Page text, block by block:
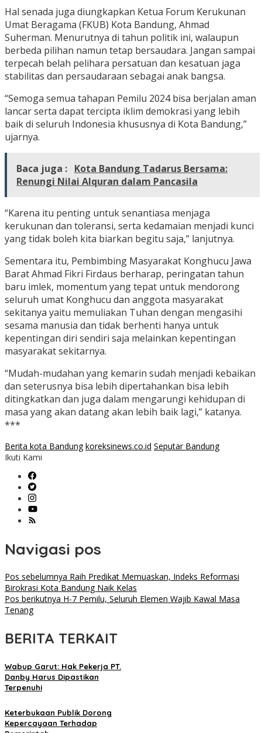
Hal senada juga diungkapkan Ketua Forum Kerukunan
Umat Beragama (FKUB) Kota Bandung, Ahmad
Suherman. Menurutnya di tahun politik ini, walaupun
berbeda pilihan namun tetap bersaudara. Jangan sampai
terpecah belah pelihara persatuan dan kesatuan jaga
stabilitas dan persaudaraan sebagai anak bangsa.
“Semoga semua tahapan Pemilu 2024 bisa berjalan aman
lancar serta dapat tercipta iklim demokrasi yang lebih
baik di seluruh Indonesia khususnya di Kota Bandung,”
ujarnya.
Baca juga : Kota Bandung Tadarus Bersama:
Renungi Nilai Alquran dalam Pancasila
“Karena itu penting untuk senantiasa menjaga
kerukunan dan toleransi, serta kedamaian menjadi kunci
yang tidak boleh kita biarkan begitu saja,” lanjutnya.
Sementara itu, Pembimbing Masyarakat Konghucu Jawa
Barat Ahmad Fikri Firdaus berharap, peringatan tahun
baru imlek, momentum yang tepat untuk mendorong
seluruh umat Konghucu dan anggota masyarakat
sekitanya yaitu memuliakan Tuhan dengan mengasihi
sesama manusia dan tidak berhenti hanya untuk
kepentingan diri sendiri saja melainkan kepentingan
masyarakat sekitarnya.
“Mudah-mudahan yang kemarin sudah menjadi kebaikan
dan seterusnya bisa lebih dipertahankan bisa lebih
ditingkatkan dan juga dalam mengarungi kehidupan di
masa yang akan datang akan lebih baik lagi,” katanya.
***
Berita kota Bandung koreksinews.co.id Seputar Bandung
Ikuti Kami
Navigasi pos
Pos sebelumnya Raih Predikat Memuaskan, Indeks Reformasi
Birokrasi Kota Bandung Naik Kelas
Pos berikutnya H-7 Pemilu, Seluruh Elemen Wajib Kawal Masa
Tenang
BERITA TERKAIT
Wabup Garut: Hak Pekerja PT.
Danby Harus Dipastikan
Terpenuhi
Keterbukaan Publik Dorong
Kepercayaan Terhadap